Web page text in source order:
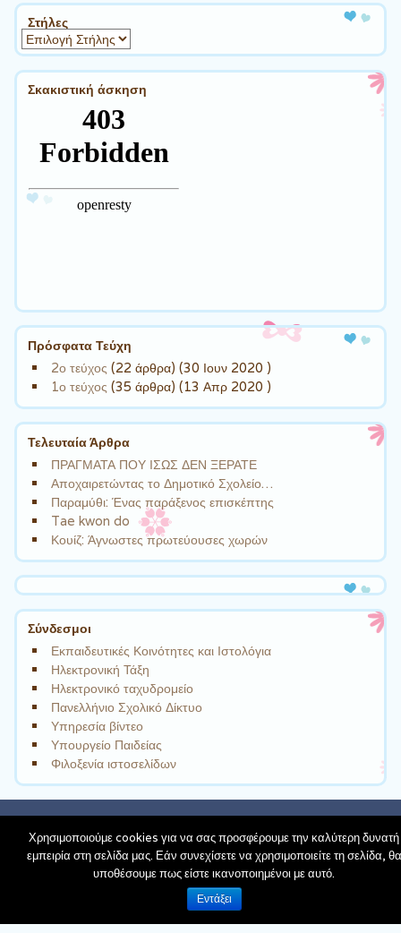
Στήλες
Σκακιστική άσκηση
Πρόσφατα Τεύχη
2ο τεύχος (22 άρθρα) (30 Ιουν 2020 )
1ο τεύχος (35 άρθρα) (13 Απρ 2020 )
Τελευταία Άρθρα
ΠΡΑΓΜΑΤΑ ΠΟΥ ΙΣΩΣ ΔΕΝ ΞΕΡΑΤΕ
Αποχαιρετώντας το Δημοτικό Σχολείο…
Παραμύθι: Ένας παράξενος επισκέπτης
Tae kwon do
Κουίζ: Άγνωστες πρωτεύουσες χωρών
Σύνδεσμοι
Εκπαιδευτικές Κοινότητες και Ιστολόγια
Ηλεκτρονική Τάξη
Ηλεκτρονικό ταχυδρομείο
Πανελλήνιο Σχολικό Δίκτυο
Υπηρεσία βίντεο
Υπουργείο Παιδείας
Φιλοξενία ιστοσελίδων
Back to top
Όροι Χρήσης schoolpress.sch.gr
Χρησιμοποιούμε cookies για να σας προσφέρουμε την καλύτερη δυνατή
εμπειρία στη σελίδα μας. Εάν συνεχίσετε να χρησιμοποιείτε τη σελίδα, θα
υποθέσουμε πως είστε ικανοποιημένοι με αυτό.
Εντάξει